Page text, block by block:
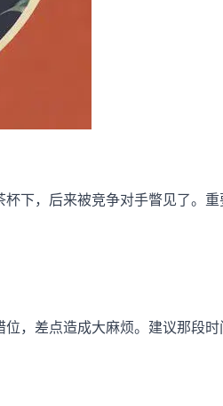
下，后来被竞争对手瞥见了。重
，差点造成大麻烦。建议那段时